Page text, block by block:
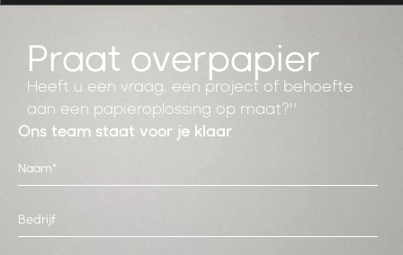
Praat overpapier
Heeft u een vraag, een project of behoefte
aan een papieroplossing op maat?”
Ons team staat voor je klaar